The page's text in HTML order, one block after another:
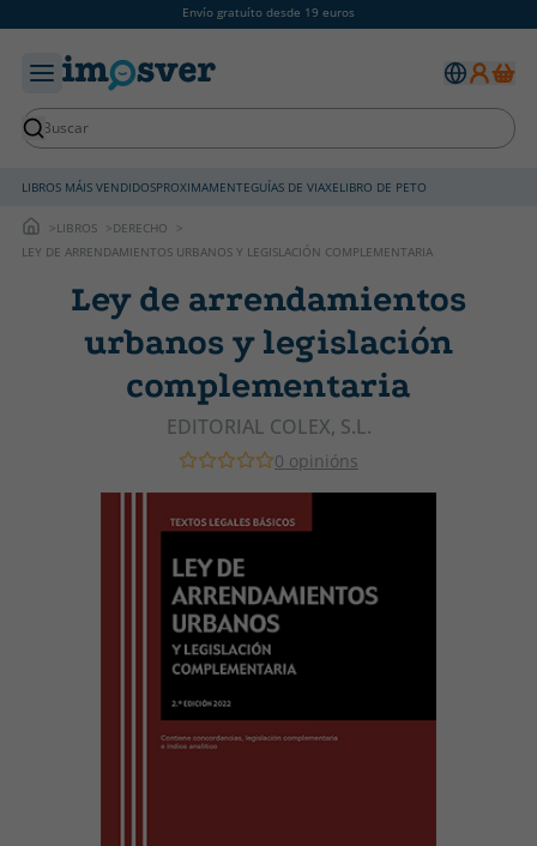
Envío gratuíto desde 19 euros
LIBROS MÁIS VENDIDOSPROXIMAMENTEGUÍAS DE VIAXELIBRO DE PETO
LIBROS
DERECHO
LEY DE ARRENDAMIENTOS URBANOS Y LEGISLACIÓN COMPLEMENTARIA
Ley de arrendamientos
urbanos y legislación
complementaria
EDITORIAL COLEX, S.L.
0 opinións